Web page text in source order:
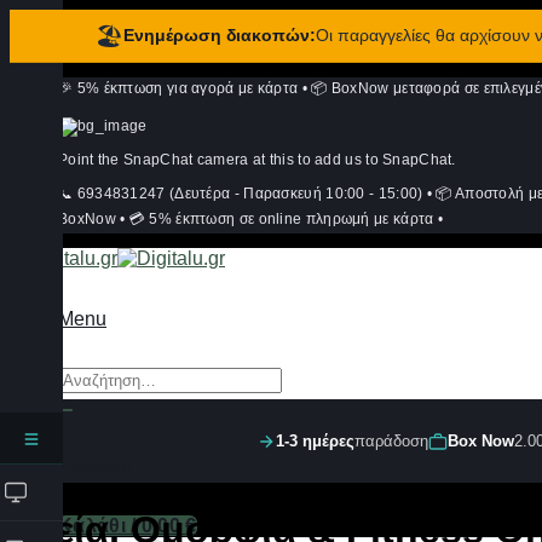
🏖️Ενημέρωση διακοπών:Οι παραγγελίες θα αρχίσουν
περιεχόμενο
🎉 5% έκπτωση για αγορά με κάρτα • 📦 BoxNow μεταφορά σε
Point the SnapChat camera at this to add us to SnapChat.
📞 6934831247 (Δευτέρα - Παρασκευή 10:00 - 15:00) • 📦 Αποστολή
BoxNow • 💳 5% έκπτωση σε online πληρωμή με κάρτα •
Menu
Αναζήτηση
για:
Σύνδεση
Καλάθι /0,00€
1-3 ημέρεςπαράδοση Box Now
Υγεία, Ομορφιά & Fitness